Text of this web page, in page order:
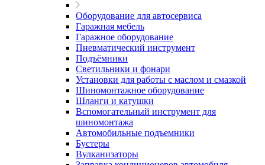
Оборудование для автосервиса
Гаражная мебель
Гаражное оборудование
Пневматический инструмент
Подъёмники
Светильники и фонари
Установки для работы с маслом и смазкой
Шиномонтажное оборудование
Шланги и катушки
Вспомогательный инструмент для
шиномонтажа
Автомобильные подъемники
Бустеры
Вулканизаторы